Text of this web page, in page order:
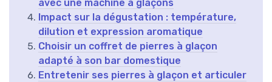
avec une machine à glaçons
Impact sur la dégustation : température,
dilution et expression aromatique
Choisir un coffret de pierres à glaçon
adapté à son bar domestique
Entretenir ses pierres à glaçon et articuler